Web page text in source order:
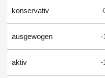
konservativ -
ausgewogen -
aktiv -